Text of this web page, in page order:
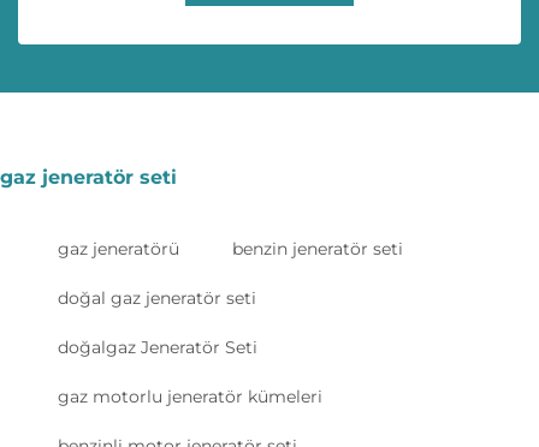
gaz jeneratör seti
gaz jeneratörü benzin jeneratör seti
doğal gaz jeneratör seti
doğalgaz Jeneratör Seti
gaz motorlu jeneratör kümeleri